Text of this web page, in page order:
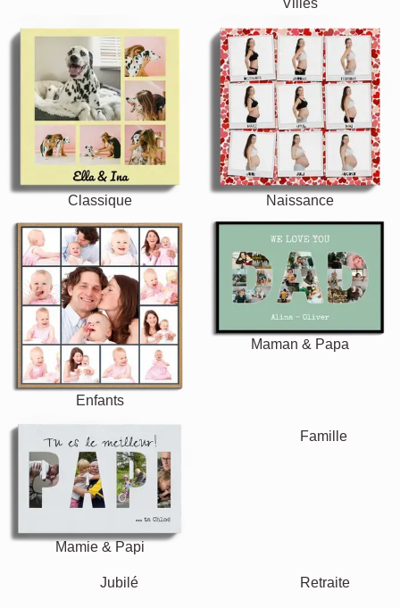
Villes
Classique Naissance
Enfants
Maman & Papa
Mamie & Papi